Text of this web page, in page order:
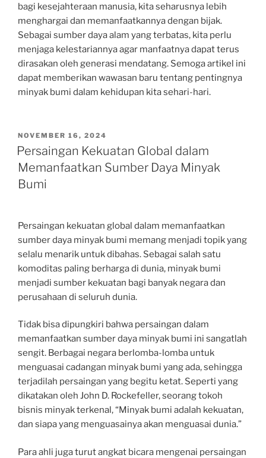
bagi kesejahteraan manusia, kita seharusnya lebih
menghargai dan memanfaatkannya dengan bijak.
Sebagai sumber daya alam yang terbatas, kita perlu
menjaga kelestariannya agar manfaatnya dapat terus
dirasakan oleh generasi mendatang. Semoga artikel ini
dapat memberikan wawasan baru tentang pentingnya
minyak bumi dalam kehidupan kita sehari-hari.
POSTED
ON
NOVEMBER 16, 2024
Persaingan Kekuatan Global dalam
Memanfaatkan Sumber Daya Minyak
Bumi
Persaingan kekuatan global dalam memanfaatkan
sumber daya minyak bumi memang menjadi topik yang
selalu menarik untuk dibahas. Sebagai salah satu
komoditas paling berharga di dunia, minyak bumi
menjadi sumber kekuatan bagi banyak negara dan
perusahaan di seluruh dunia.
Tidak bisa dipungkiri bahwa persaingan dalam
memanfaatkan sumber daya minyak bumi ini sangatlah
sengit. Berbagai negara berlomba-lomba untuk
menguasai cadangan minyak bumi yang ada, sehingga
terjadilah persaingan yang begitu ketat. Seperti yang
dikatakan oleh John D. Rockefeller, seorang tokoh
bisnis minyak terkenal, “Minyak bumi adalah kekuatan,
dan siapa yang menguasainya akan menguasai dunia.”
Para ahli juga turut angkat bicara mengenai persaingan